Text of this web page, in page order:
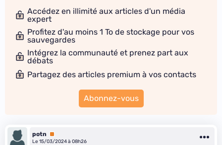
Accédez en illimité aux articles d'un média
expert
Profitez d'au moins 1 To de stockage pour vos
sauvegardes
Intégrez la communauté et prenez part aux
débats
Partagez des articles premium à vos contacts
Abonnez-vous
potn
Premium
Le 15/03/2024 à 08h26